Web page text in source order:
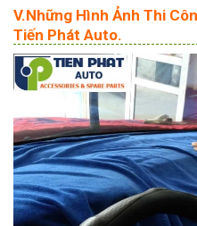
V.Những Hình Ảnh Thi
Tiến Phát Auto.